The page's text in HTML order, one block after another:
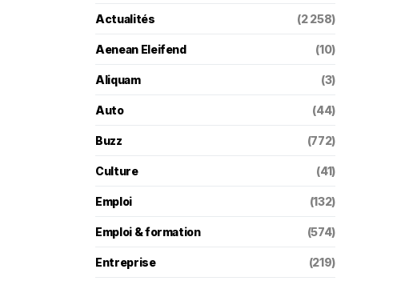
Actualités (2 258)
Aenean Eleifend (10)
Aliquam (3)
Auto (44)
Buzz (772)
Culture (41)
Emploi (132)
Emploi & formation (574)
Entreprise (219)